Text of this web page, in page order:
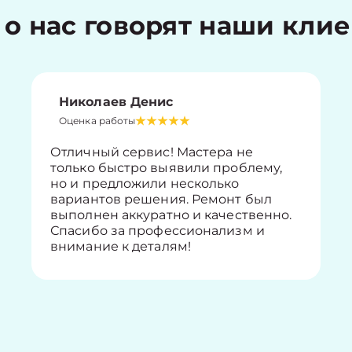
нас говорят наши
Николаев Денис
Оценка работы
Отличный сервис! Мастера не
только быстро выявили проблему,
но и предложили несколько
вариантов решения. Ремонт был
выполнен аккуратно и качественно.
Спасибо за профессионализм и
внимание к деталям!